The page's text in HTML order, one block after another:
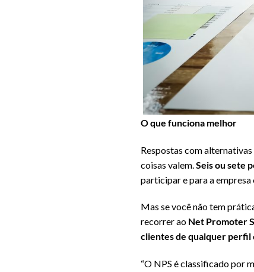
O que funciona melhor
Respostas com alternativas
coisas valem. Seis ou sete
participar e para a
Mas se você não tem
recorrer ao Net Promoter
clientes de qualquer perfil
“O NPS é classificado por